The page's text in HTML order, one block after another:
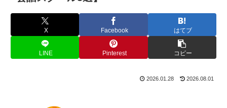
X Facebook はてブ
LINE Pinterest コピー
2026.01.28 2026.08.01